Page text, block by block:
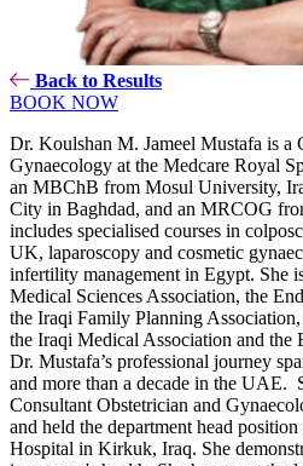
Back to Results
BOOK NOW
Dr. Koulshan M. Jameel Mustafa is a
Gynaecology at the Medcare Royal
an MBChB from Mosul University,
City in Baghdad, and an MRCOG
includes specialised courses in
UK, laparoscopy and cosmetic
infertility management in Egypt. She
Medical Sciences Association, the
the Iraqi Family Planning
the Iraqi Medical Association and the
Dr. Mustafa’s professional journey
and more than a decade in the UAE.
Consultant Obstetrician and
and held the department head
Hospital in Kirkuk, Iraq. She